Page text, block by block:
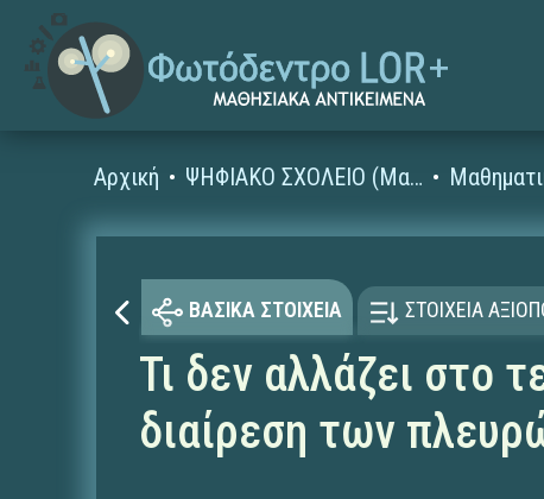
Αρχική ΨΗΦΙΑΚΟ ΣΧΟΛΕΙΟ (Μαθησιακά Αντικείμενα)
ΒΑΣΙΚΑ ΣΤΟΙΧΕΙΑ ΣΤΟΙΧΕΙΑ
Τι δεν αλλάζει στο
διαίρεση των